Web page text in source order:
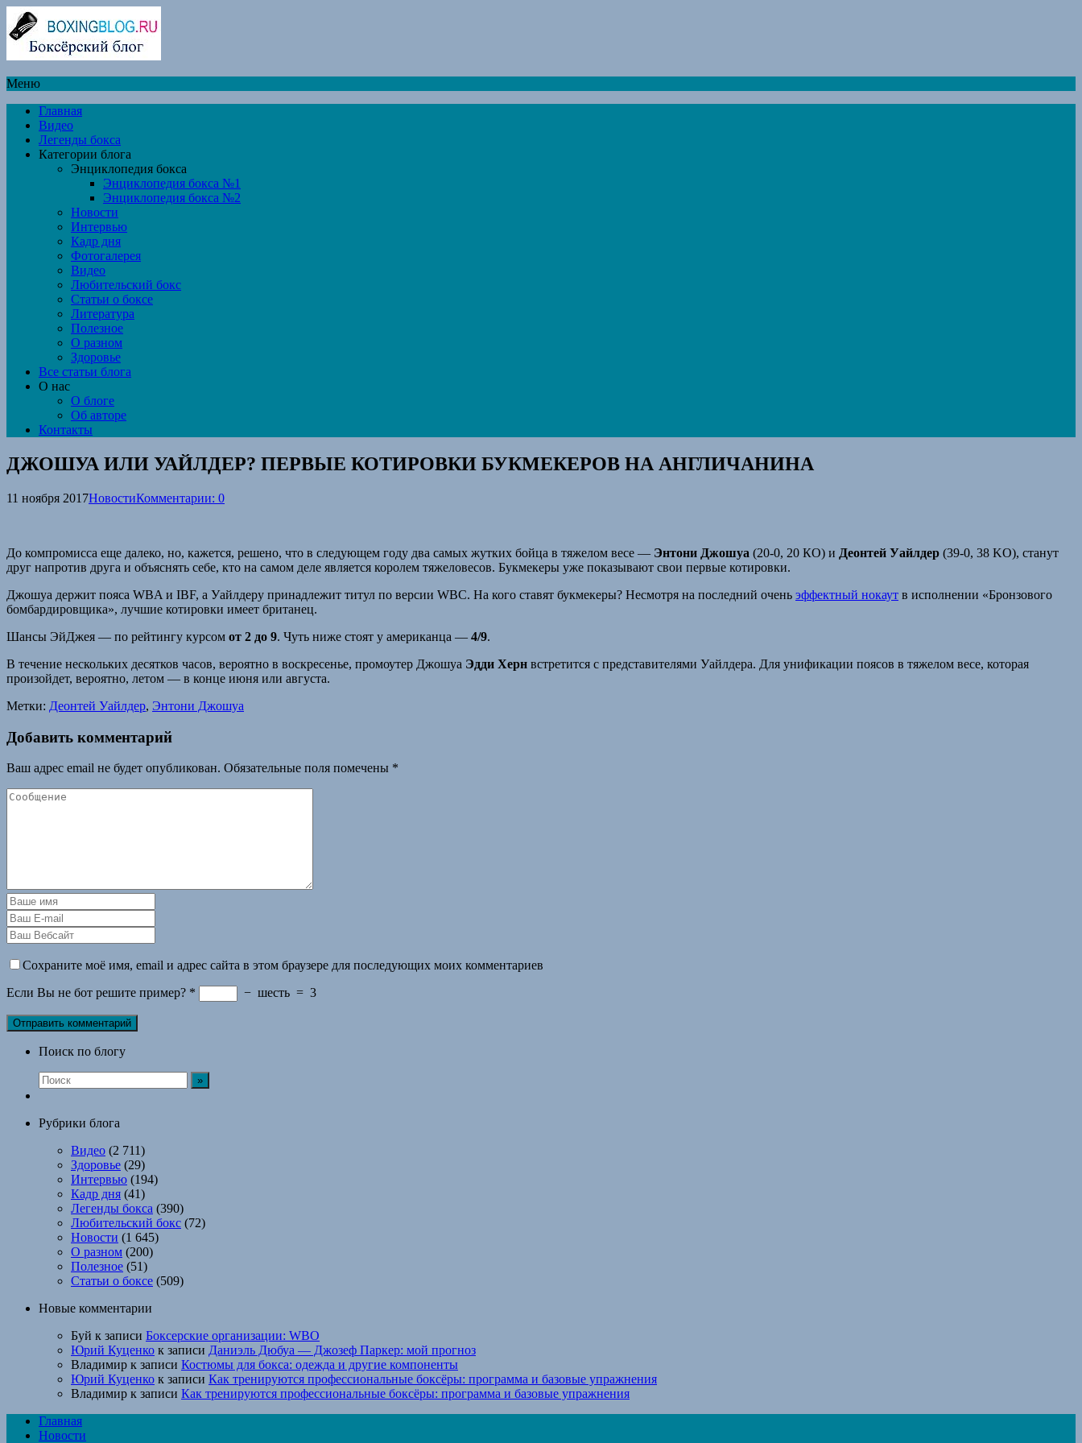
Меню
Главная
Видео
Легенды бокса
Категории блога
Энциклопедия бокса
Энциклопедия бокса №1
Энциклопедия бокса №2
Новости
Интервью
Кадр дня
Фотогалерея
Видео
Любительский бокс
Статьи о боксе
Литература
Полезное
О разном
Здоровье
Все статьи блога
О нас
О блоге
Об авторе
Контакты
ДЖОШУА ИЛИ УАЙЛДЕР? ПЕРВЫЕ КОТИРОВКИ БУКМЕКЕРОВ НА АНГЛИЧАНИНА
11 ноября 2017НовостиКомментарии: 0
До компромисса еще далеко, но, кажется, решено, что в следующем году два самых жутких бойца в тяжелом весе — Энтони Джошуа (20-0, 20 КО) и Деонтей Уайлдер (39-0, 38 KO), станут
друг напротив друга и объяснять себе, кто на самом деле является королем тяжеловесов. Букмекеры уже показывают свои первые котировки.
Джошуа держит пояса WBA и IBF, а Уайлдеру принадлежит титул по версии WBC. На кого ставят букмекеры? Несмотря на последний очень эффектный нокаут в исполнении «Бронзового
бомбардировщика», лучшие котировки имеет британец.
Шансы ЭйДжея — по рейтингу курсом от 2 до 9. Чуть ниже стоят у американца — 4/9.
В течение нескольких десятков часов, вероятно в воскресенье, промоутер Джошуа Эдди Херн встретится с представителями Уайлдера. Для унификации поясов в тяжелом весе, которая
произойдет, вероятно, летом — в конце июня или августа.
Метки: Деонтей Уайлдер, Энтони Джошуа
Добавить комментарий
Ваш адрес email не будет опубликован. Обязательные поля помечены *
Сохраните моё имя, email и адрес сайта в этом браузере для последующих моих комментариев
Если Вы не бот решите пример? * − шесть = 3
Поиск по блогу
Рубрики блога
Видео (2 711)
Здоровье (29)
Интервью (194)
Кадр дня (41)
Легенды бокса (390)
Любительский бокс (72)
Новости (1 645)
О разном (200)
Полезное (51)
Статьи о боксе (509)
Новые комментарии
Буй к записи Боксерские организации: WBO
Юрий Куценко к записи Даниэль Дюбуа — Джозеф Паркер: мой прогноз
Владимир к записи Костюмы для бокса: одежда и другие компоненты
Юрий Куценко к записи Как тренируются профессиональные боксёры: программа и базовые упражнения
Владимир к записи Как тренируются профессиональные боксёры: программа и базовые упражнения
Главная
Новости